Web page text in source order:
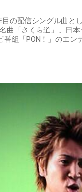
目の配信シングル曲と
曲「さくら道」。日
番組「PON！」のエン